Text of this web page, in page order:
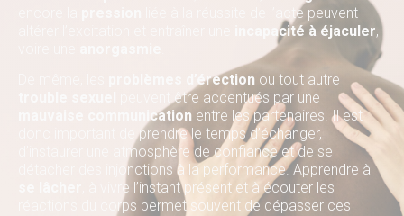
liée à la réussite de l’acte peuvent
incapacité à éjaculer,
problèmes d’érection ou tout autre
peuvent être accentués par une
mauvaise communication entre les partenaires. Il est
donc important de prendre le temps d’échanger,
d’instaurer une atmosphère de confiance et de se
détacher des injonctions à la performance. Apprendre à
, à vivre l’instant présent et à écouter les
réactions du corps permet souvent de dépasser ces